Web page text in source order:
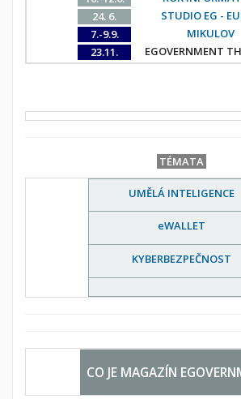
24. 6.
STUDIO EG -
7.-9.9.
MIKULOV
23.11.
EGOVERNMENT
TÉMATA
UMĚLÁ INTELIGENCE
eWALLET
KYBERBEZPEČNOST
CO JE MAGAZÍN